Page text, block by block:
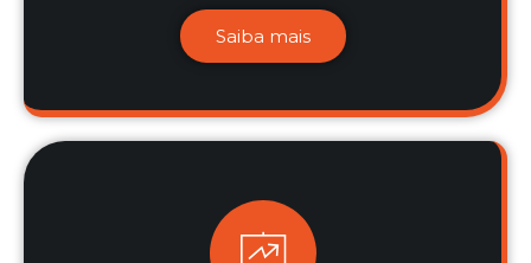
Saiba mais